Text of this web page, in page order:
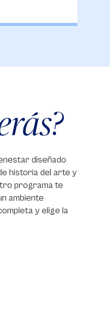
diseñado
historia del arte y
programa te
ambiente
y elige la